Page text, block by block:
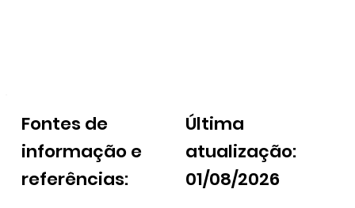
Fontes de
informação e
referências:
Última
atualização:
01/08/2026